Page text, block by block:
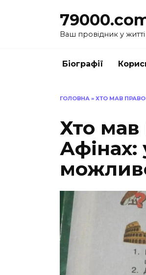
Ваш провідник у
Біографії
ГОЛОВНА » ХТО МАВ
Хто мав